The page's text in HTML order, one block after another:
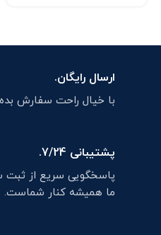
ارسال رایگان.
با خیال راحت سفارش
پشتیبانی 7/24.
پاسخگویی سریع از ثبت
ما همیشه کنار شماست.